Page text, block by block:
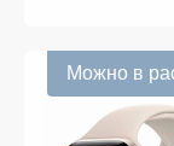
Можно в